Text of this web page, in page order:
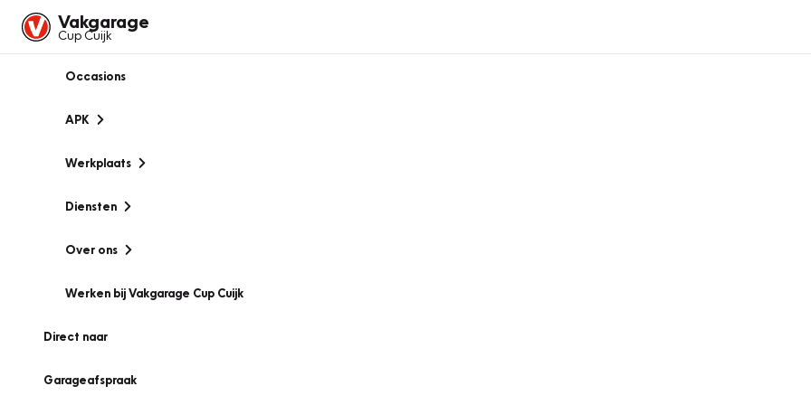
Vakgarage
Cup Cuijk
Occasions
APK
Werkplaats
Diensten
Over ons
Werken bij Vakgarage Cup Cuijk
Direct naar
Garageafspraak